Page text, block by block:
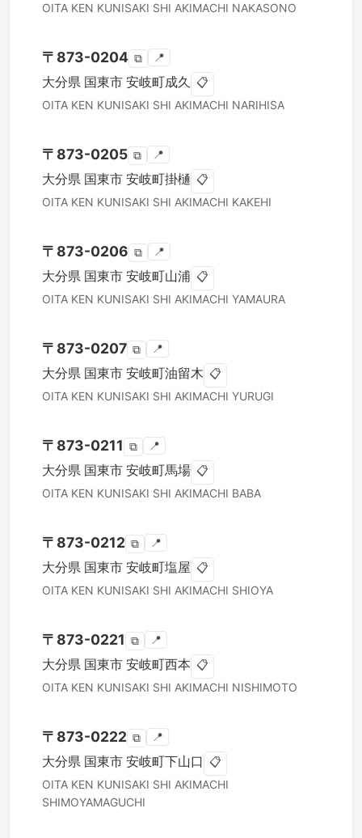
OITA KEN KUNISAKI SHI AKIMACHI NAKASONO
〒 873-0204 ⧉ 📍
大分県 国東市 安岐町成久 📋
OITA KEN KUNISAKI SHI AKIMACHI NARIHISA
〒 873-0205 ⧉ 📍
大分県 国東市 安岐町掛樋 📋
OITA KEN KUNISAKI SHI AKIMACHI KAKEHI
〒 873-0206 ⧉ 📍
大分県 国東市 安岐町山浦 📋
OITA KEN KUNISAKI SHI AKIMACHI YAMAURA
〒 873-0207 ⧉ 📍
大分県 国東市 安岐町油留木 📋
OITA KEN KUNISAKI SHI AKIMACHI YURUGI
〒 873-0211 ⧉ 📍
大分県 国東市 安岐町馬場 📋
OITA KEN KUNISAKI SHI AKIMACHI BABA
〒 873-0212 ⧉ 📍
大分県 国東市 安岐町塩屋 📋
OITA KEN KUNISAKI SHI AKIMACHI SHIOYA
〒 873-0221 ⧉ 📍
大分県 国東市 安岐町西本 📋
OITA KEN KUNISAKI SHI AKIMACHI NISHIMOTO
〒 873-0222 ⧉ 📍
大分県 国東市 安岐町下山口 📋
OITA KEN KUNISAKI SHI AKIMACHI
SHIMOYAMAGUCHI